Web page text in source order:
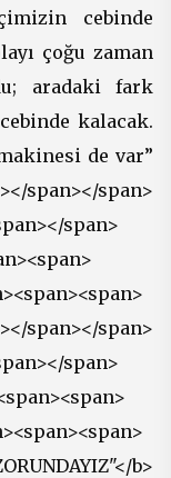
cebinde
çoğu zaman
aradaki fark
kalacak.
de var”
span></span>
span>
span></span>
span>
b>